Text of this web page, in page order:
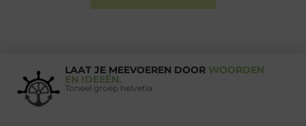
LAAT JE MEEVOEREN DOOR WOORDEN
EN IDEEËN.
Toneel groep helvetia